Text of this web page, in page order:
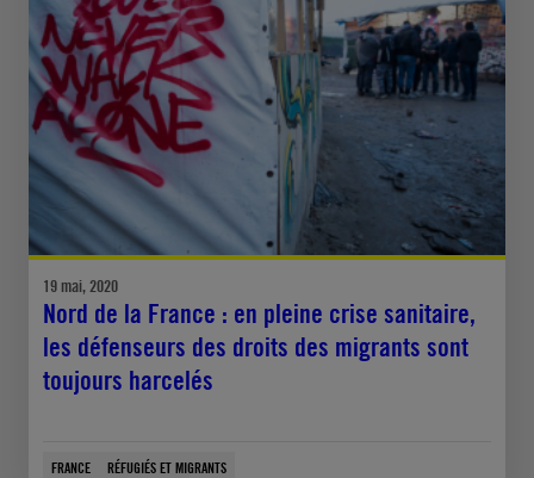
19 mai, 2020
Nord de la France : en pleine crise sanitaire,
les défenseurs des droits des migrants sont
toujours harcelés
FRANCE RÉFUGIÉS ET MIGRANTS